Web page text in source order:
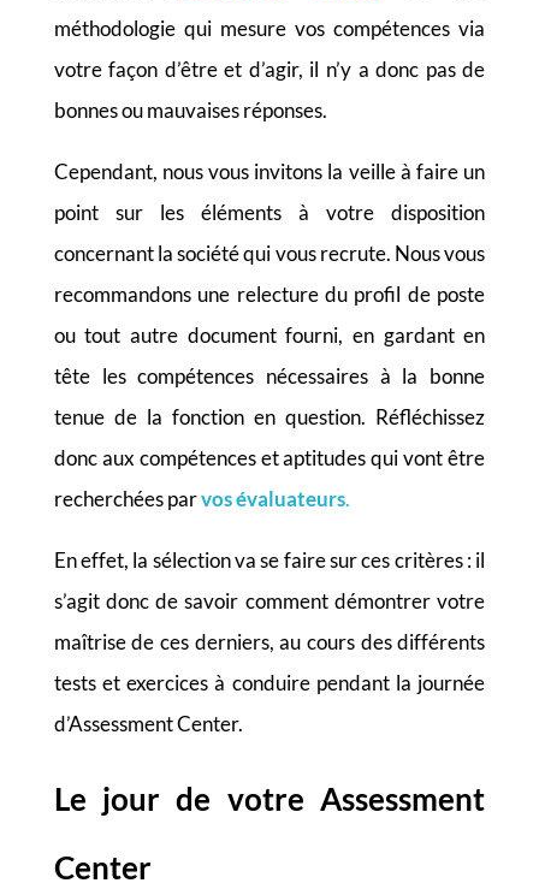
méthodologie qui mesure vos compétences via
votre façon d’être et d’agir, il n’y a donc pas de
bonnes ou mauvaises réponses.
Cependant, nous vous invitons la veille à faire un
point sur les éléments à votre disposition
concernant la société qui vous recrute. Nous vous
recommandons une relecture du profil de poste
ou tout autre document fourni, en gardant en
tête les compétences nécessaires à la bonne
tenue de la fonction en question. Réfléchissez
donc aux compétences et aptitudes qui vont être
recherchées parvos évaluateurs.
En effet, la sélection va se faire sur ces critères : il
s’agit donc de savoir comment démontrer votre
maîtrise de ces derniers, au cours des différents
tests et exercices à conduire pendant la journée
d’Assessment Center.
Le jour de votre Assessment
Center